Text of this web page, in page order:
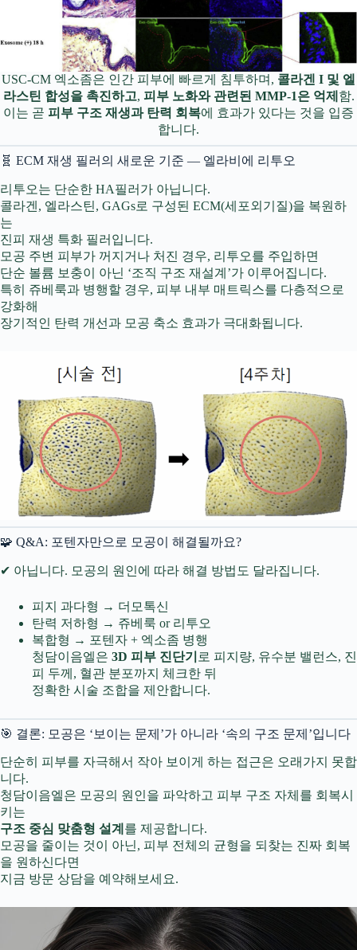
USC-CM 엑소좀은 인간 피부에 빠르게 침투하며, 콜라겐 I 및 엘
라스틴 합성을 촉진하고, 피부 노화와 관련된 MMP-1은 억제 함.
이는 곧 피부 구조 재생과 탄력 회복에 효과가 있다는 것을 입증
합니다.
🧬 ECM 재생 필러의 새로운 기준 — 엘라비에 리투오
리투오는 단순한 HA필러가 아닙니다.
콜라겐, 엘라스틴, GAGs로 구성된 ECM(세포외기질)을 복원하
는
진피 재생 특화 필러입니다.
모공 주변 피부가 꺼지거나 처진 경우, 리투오를 주입하면
단순 볼륨 보충이 아닌 ‘조직 구조 재설계’가 이루어집니다.
특히 쥬베룩과 병행할 경우, 피부 내부 매트릭스를 다층적으로
강화해
장기적인 탄력 개선과 모공 축소 효과가 극대화됩니다.
🧩 Q&A: 포텐자만으로 모공이 해결될까요?
✔ 아닙니다. 모공의 원인에 따라 해결 방법도 달라집니다.
피지 과다형 → 더모톡신
탄력 저하형 → 쥬베룩 or 리투오
복합형 → 포텐자 + 엑소좀 병행
청담이음엘은 3D 피부 진단기 로 피지량, 유수분 밸런스, 진
피 두께, 혈관 분포까지 체크한 뒤
정확한 시술 조합을 제안합니다.
🎯 결론: 모공은 ‘보이는 문제’가 아니라 ‘속의 구조 문제’입니다
단순히 피부를 자극해서 작아 보이게 하는 접근은 오래가지 못합
니다.
청담이음엘은 모공의 원인을 파악하고 피부 구조 자체를 회복시
키는
구조 중심 맞춤형 설계 를 제공합니다.
모공을 줄이는 것이 아닌, 피부 전체의 균형을 되찾는 진짜 회복
을 원하신다면
지금 방문 상담을 예약해보세요.